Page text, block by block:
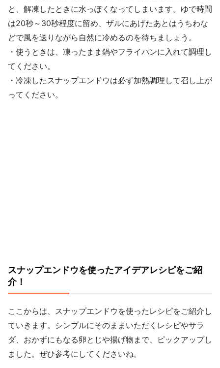
と、解凍したときに水っぽくなってしまいます。ゆで時間
は20秒～30秒程度に留め、ザルにあげたあとはうちわな
どで風を送りながら自然に冷めるのを待ちましょう。
・使うときは、凍ったまま鍋やフライパンに入れて調理し
てください。
・冷凍したスナップエンドウは必ず加熱調理して召し上が
ってください。
スナップエンドウを使ったアイデアレシピをご紹
介！
ここからは、スナップエンドウを使ったレシピをご紹介し
ていきます。シンプルにそのままいただくレシピやサラ
ダ、おかずにもなる卵とじや揚げ物まで、ピックアップし
ました。ぜひ参考にしてくださいね。